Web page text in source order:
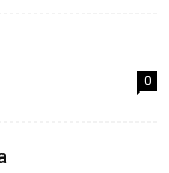
0